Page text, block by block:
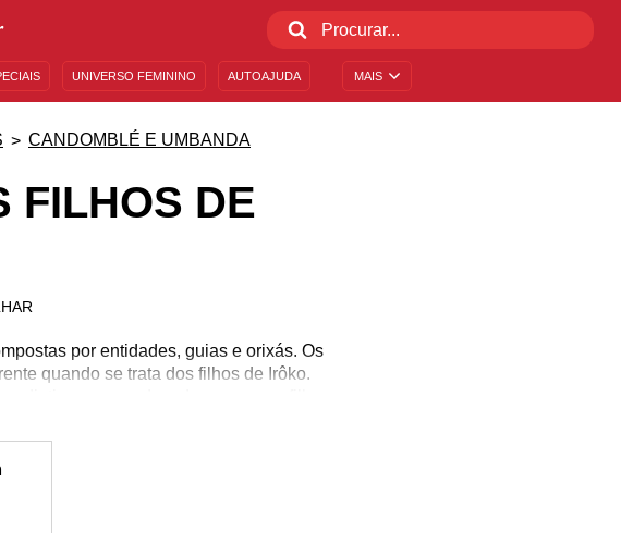
MAIS
UNIVERSO FEMININO AUTOAJUDA
CANDOMBLÉ E UMBANDA
FILHOS DE
por entidades, guias e orixás. Os
quando se trata dos filhos de Irôko.
adjetivos que podem descrever um filho
Aprenda a identificar um filho desse
filhos de Irôko!